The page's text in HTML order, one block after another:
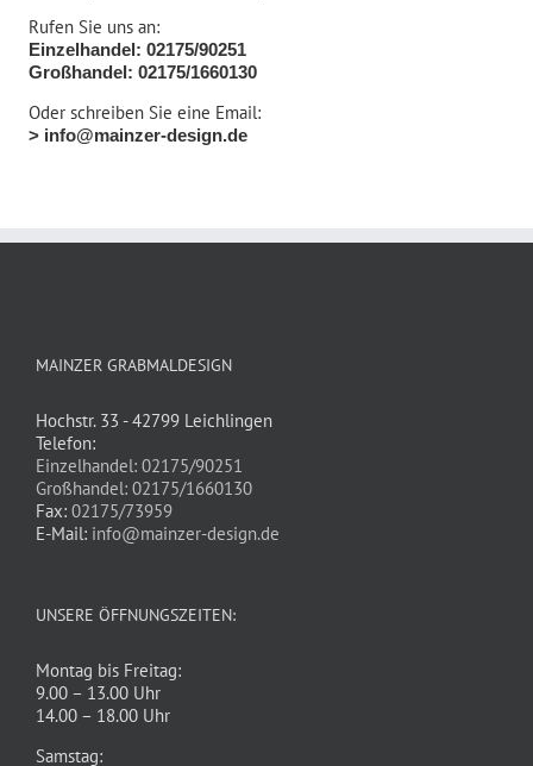
Rufen Sie uns an:
Einzelhandel: 02175/90251
Großhandel: 02175/1660130
Oder schreiben Sie eine Email:
> info@mainzer-design.de
MAINZER GRABMALDESIGN
Hochstr. 33 - 42799 Leichlingen
Telefon:
Einzelhandel: 02175/90251
Großhandel: 02175/1660130
Fax: 02175/73959
E-Mail: info@mainzer-design.de
UNSERE ÖFFNUNGSZEITEN:
Montag bis Freitag:
9.00 – 13.00 Uhr
14.00 – 18.00 Uhr
Samstag: